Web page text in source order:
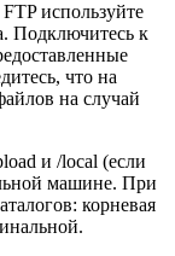
используйте
Подключитесь к
что на
на случай
и /local (если
машине. При
корневая